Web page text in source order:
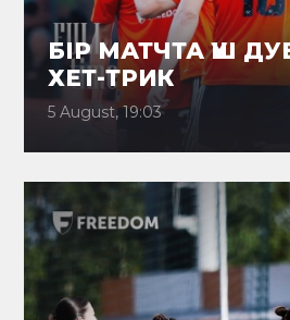
БІР МАТЧТА ҮШ
ХЕТ-ТРИК
5 August, 19:03